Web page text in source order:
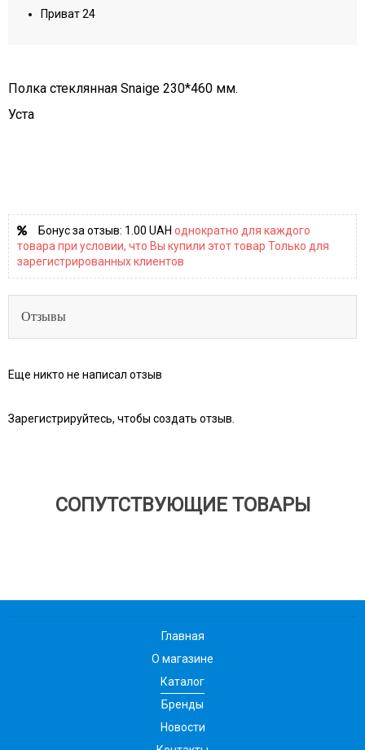
Приват 24
Полка стеклянная Snaige 230*460 мм.
Уста
Бонус за отзыв: 1.00 UAH однократно для каждого
товара при условии, что Вы купили этот товар Только для
зарегистрированных клиентов
Отзывы
Еще никто не написал отзыв
Зарегистрируйтесь, чтобы создать отзыв.
СОПУТСТВУЮЩИЕ ТОВАРЫ
Главная
О магазине
Каталог
Бренды
Новости